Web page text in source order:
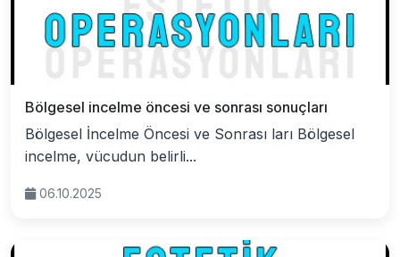
Bölgesel incelme öncesi ve sonrası sonuçları
Bölgesel İncelme Öncesi ve Sonrası ları Bölgesel
incelme, vücudun belirli...
06.10.2025